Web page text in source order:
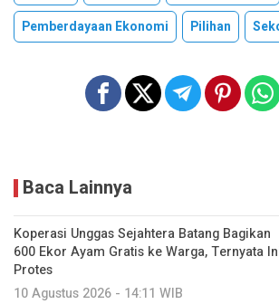
Pemberdayaan Ekonomi
Pilihan
Baca Lainnya
Koperasi Unggas Sejahtera Batang Bagikan
600 Ekor Ayam Gratis ke Warga, Ternyata
Protes
10 Agustus 2026 - 14:11 WIB